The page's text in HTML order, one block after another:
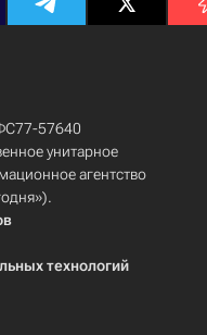
57640
унитарное
агентство
технологий